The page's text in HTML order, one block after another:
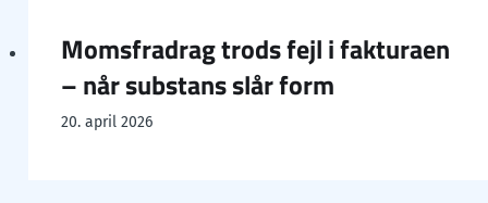
Momsfradrag trods fejl i fakturaen
– når substans slår form
20. april 2026